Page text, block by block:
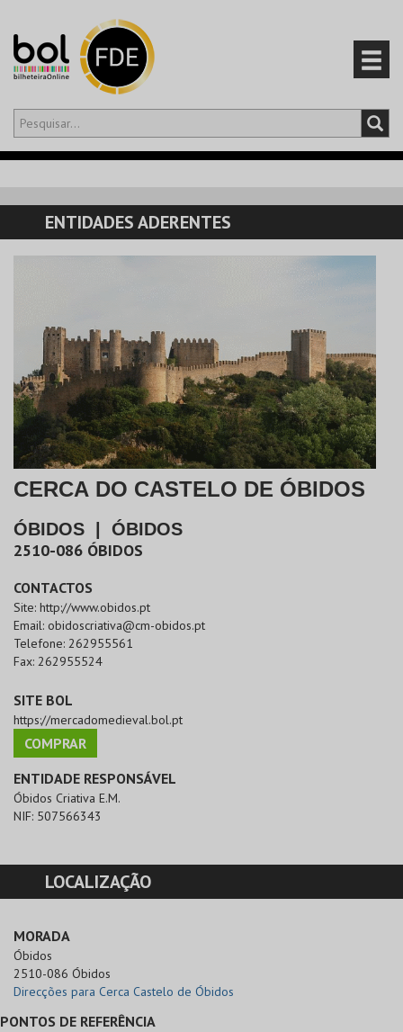
Olá,iniciar sessão
CARRINHO
EVENTOS
PRODUTOS
ENTIDADES ADERENTES
CERCA DO CASTELO DE ÓBIDOS
ÓBIDOS ÓBIDOS
2510-086 ÓBIDOS
CONTACTOS
Site: http://www.obidos.pt
Email: obidoscriativa@cm-obidos.pt
Telefone: 262955561
Fax: 262955524
SITE BOL
https://mercadomedieval.bol.pt
COMPRAR
ENTIDADE RESPONSÁVEL
Óbidos Criativa E.M.
NIF: 507566343
LOCALIZAÇÃO
MORADA
Óbidos
2510-086 Óbidos
Direcções para Cerca Castelo de Óbidos
PONTOS DE REFERÊNCIA